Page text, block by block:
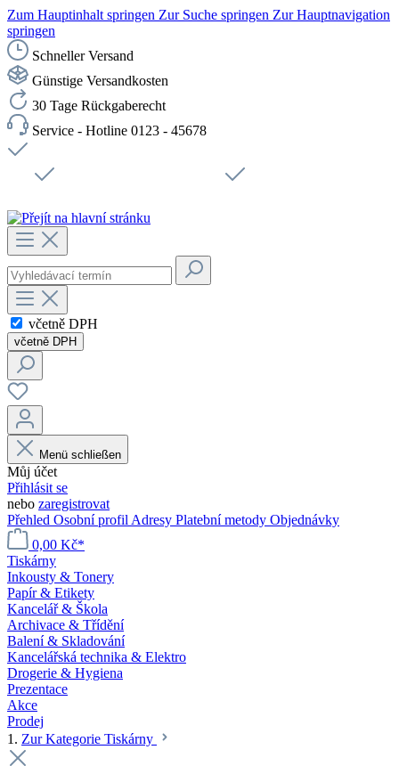
Zum Hauptinhalt springen Zur Suche springen Zur Hauptnavigation
springen
Schneller Versand
Günstige Versandkosten
30 Tage Rückgaberecht
Service - Hotline 0123 - 45678
včetně DPH
včetně DPH
Menü schließen
Můj účet
Přihlásit se
nebo zaregistrovat
Přehled Osobní profil Adresy Platební metody Objednávky
0,00 Kč*
Tiskárny
Inkousty & Tonery
Papír & Etikety
Kancelář & Škola
Archivace & Třídění
Balení & Skladování
Kancelářská technika & Elektro
Drogerie & Hygiena
Prezentace
Akce
Prodej
1. Zur Kategorie Tiskárny